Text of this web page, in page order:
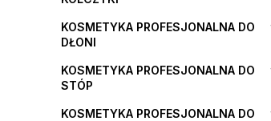
KOSMETYKA PROFESJONALNA DO
DŁONI
KOSMETYKA PROFESJONALNA DO
STÓP
KOSMETYKA PROFESJONALNA DO